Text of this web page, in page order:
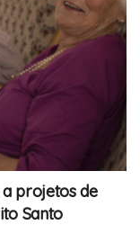
projetos de
Santo